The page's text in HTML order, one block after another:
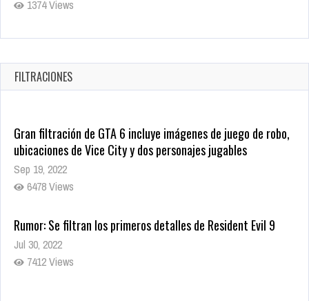
Warner Bros. lleva a las tiendas digitales su racha de
Oct 17, 2025
1430 Views
FILTRACIONES
Gran filtración de GTA 6 incluye imágenes de juego de robo,
ubicaciones de Vice City y dos personajes jugables
Sep 19, 2022
6478 Views
Rumor: Se filtran los primeros detalles de Resident Evil 9
Jul 30, 2022
7412 Views